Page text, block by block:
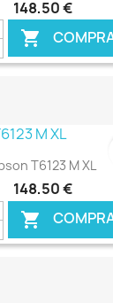
148,50 €

€
T6123 M XL
148,50 €
